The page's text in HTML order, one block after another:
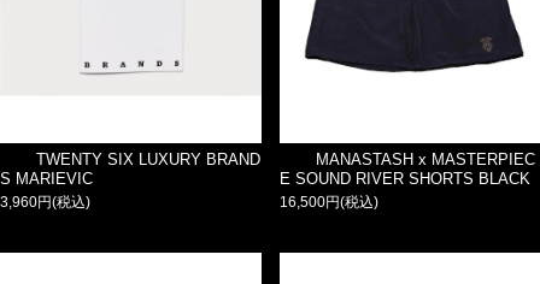
TWENTY SIX LUXURY BRAND
S MARIEVIC
3,960円(税込)
MANASTASH x MASTERPIEC
E SOUND RIVER SHORTS BLACK
16,500円(税込)